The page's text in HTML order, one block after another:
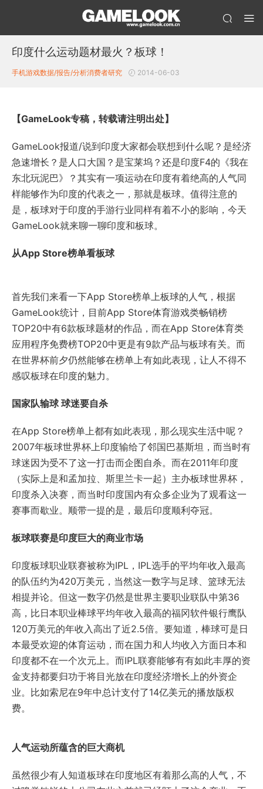
印度什么运动题材最火？板球！
手机游戏数据/报告/分析消费者研究 2014-06-03
【GameLook专稿，转载请注明出处】
GameLook报道/说到印度大家都会联想到什么呢？是经济
急速增长？是人口大国？是宝莱坞？还是印度F4的《我在
东北玩泥巴》？其实有一项运动在印度有着绝高的人气同
样能够作为印度的代表之一，那就是板球。值得注意的
是，板球对于印度的手游行业同样有着不小的影响，今天
GameLook就来聊一聊印度和板球。
从App Store榜单看板球
首先我们来看一下App Store榜单上板球的人气，根据
GameLook统计，目前App Store体育游戏类畅销榜
TOP20中有6款板球题材的作品，而在App Store体育类
应用程序免费榜TOP20中更是有9款产品与板球有关。而
在世界杯前夕仍然能够在榜单上有如此表现，让人不得不
感叹板球在印度的魅力。
国家队输球 球迷要自杀
在App Store榜单上都有如此表现，那么现实生活中呢？
2007年板球世界杯上印度输给了邻国巴基斯坦，而当时有
球迷因为受不了这一打击而企图自杀。而在2011年印度
（实际上是和孟加拉、斯里兰卡一起）主办板球世界杯，
印度杀入决赛，而当时印度国内有众多企业为了观看这一
赛事而歇业。顺带一提的是，最后印度顺利夺冠。
板球联赛是印度巨大的商业市场
印度板球职业联赛被称为IPL，IPL选手的平均年收入最高
的队伍约为420万美元，当然这一数字与足球、篮球无法
相提并论。但这一数字仍然是世界主要职业联队中第36
高，比日本职业棒球平均年收入最高的福冈软件银行鹰队
120万美元的年收入高出了近2.5倍。要知道，棒球可是日
本最受欢迎的体育运动，而在国力和人均收入方面日本和
印度都不在一个次元上。而IPL联赛能够有有如此丰厚的资
金支持都要归功于将目光放在印度经济增长上的外资企
业。比如索尼在9年中总计支付了14亿美元的播放版权
费。
人气运动所蕴含的巨大商机
虽然很少有人知道板球在印度地区有着那么高的人气，不